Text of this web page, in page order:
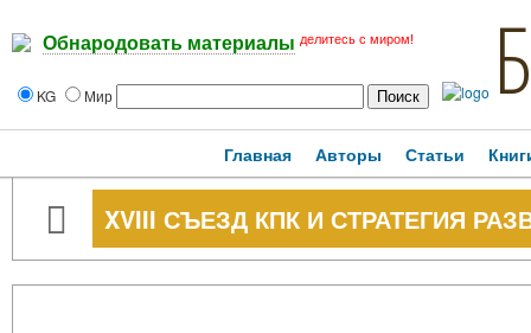
Обнародовать материалы делитесь с миром!
KG Мир
Главная Авторы Статьи
XVIII СЪЕЗД КПК И СТРАТЕГИЯ